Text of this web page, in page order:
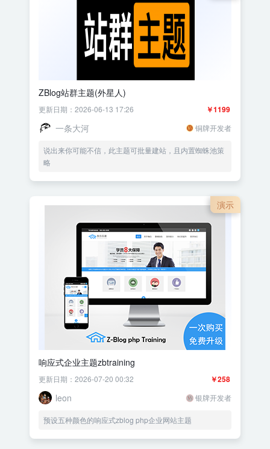
ZBlog站群主题(外星人)
￥1199
更新日期：2026-06-13 17:26
一条大河 铜牌开发者
说出来你可能不信，此主题可批量建站，且内置蜘蛛池策
略
演示
响应式企业主题zbtraining
￥258
更新日期：2026-07-20 00:32
leon 银牌开发者
预设五种颜色的响应式zblog php企业网站主题